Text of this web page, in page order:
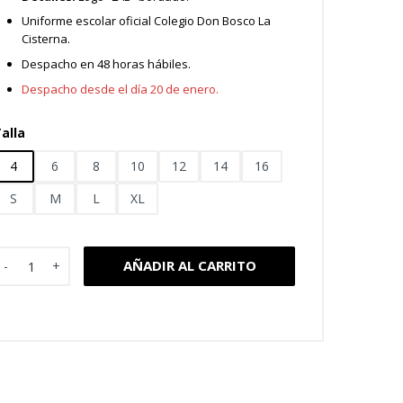
Uniforme escolar oficial Colegio Don Bosco La
Cisterna.
Despacho en 48 horas hábiles.
Despacho desde el día 20 de enero.
4
6 8 10 12 14
16
S
M L XL
Deportivo Colegio Don Bosco cantidad
AÑADIR AL CARRITO